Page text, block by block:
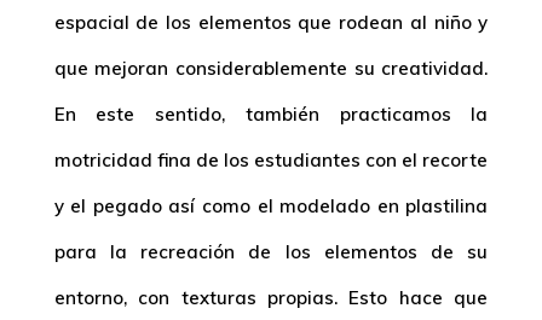
espacial de los elementos que rodean al niño y
que mejoran considerablemente su creatividad.
En este sentido, también practicamos la
motricidad fina de los estudiantes con el recorte
y el pegado así como el modelado en plastilina
para la recreación de los elementos de su
entorno, con texturas propias. Esto hace que